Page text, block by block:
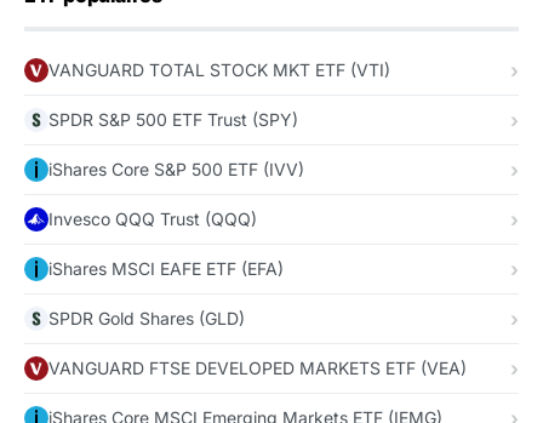
VANGUARD TOTAL STOCK MKT ETF (VTI)
SPDR S&P 500 ETF Trust (SPY)
iShares Core S&P 500 ETF (IVV)
Invesco QQQ Trust (QQQ)
iShares MSCI EAFE ETF (EFA)
SPDR Gold Shares (GLD)
VANGUARD FTSE DEVELOPED MARKETS ETF (VEA)
iShares Core MSCI Emerging Markets ETF (IEMG)